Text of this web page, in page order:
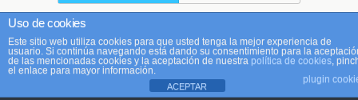
Uso de cookies
Este sitio web utiliza cookies para que usted tenga la mejor experiencia de
usuario. Si continúa navegando está dando su consentimiento para la
de las mencionadas cookies y la aceptación de nuestra política de cookies,
el enlace para mayor información.
plugin
ACEPTAR